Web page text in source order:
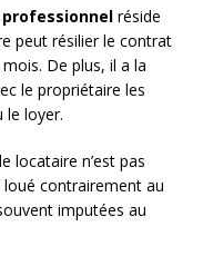
réside
peut résilier le contrat
De plus, il a la
le propriétaire les
le loyer.
locataire n’est pas
contrairement au
imputées au